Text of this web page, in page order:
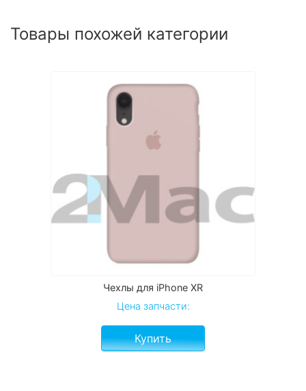
Товары похожей категории
Чехлы для iPhone XR
Цена запчасти:
Купить